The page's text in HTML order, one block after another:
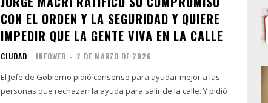
CON EL ORDEN Y LA SEGURIDAD Y QUIERE
IMPEDIR QUE LA GENTE VIVA EN LA CALLE
CIUDAD INFOWEB - 2 DE MARZO DE 2026
El Jefe de Gobierno pidió consenso para ayudar mejor a las
personas que rechazan la ayuda para salir de la calle. Y pidió